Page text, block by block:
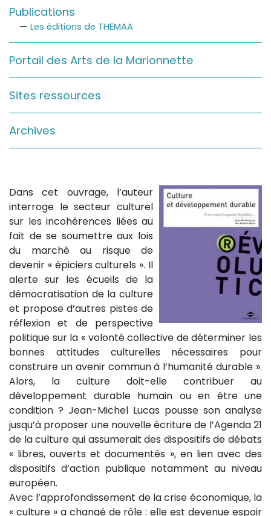
Sur le terrain
(Portraits, actions, collaborations)
Sur l’étagère
Publications
Les éditions de THEMAA
Portail des Arts de la Marionnette
Sites ressources
Archives
Dans cet ouvrage, l’auteur
interroge le secteur culturel
sur les incohérences liées au
fait de se soumettre aux lois
du marché au risque de
devenir « épiciers culturels ». Il
alerte sur les écueils de la
démocratisation de la culture
et propose d’autres pistes de
réflexion et de perspective
politique sur la « volonté collective de déterminer les
bonnes attitudes culturelles nécessaires pour
construire un avenir commun à l’humanité durable ».
Alors, la culture doit-elle contribuer au
développement durable humain ou en être une
condition ? Jean-Michel Lucas pousse son analyse
jusqu’à proposer une nouvelle écriture de l’Agenda 21
de la culture qui assumerait des dispositifs de débats
« libres, ouverts et documentés », en lien avec des
dispositifs d’action publique notamment au niveau
européen.
Avec l’approfondissement de la crise économique, la
« culture » a changé de rôle : elle est devenue espoir